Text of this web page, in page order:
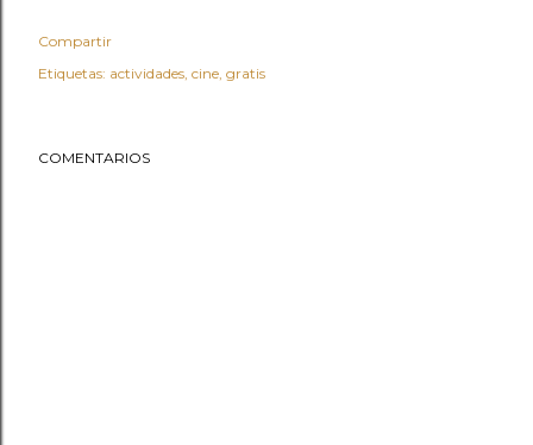
Compartir
Etiquetas: actividades cine gratis
COMENTARIOS